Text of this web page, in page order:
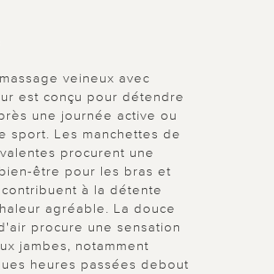
veineux avec
est conçu pour détendre
une journée active ou
sport. Les manchettes de
procurent une
être pour les bras et
à la détente
agréable. La douce
procure une sensation
jambes, notamment
heures passées debout